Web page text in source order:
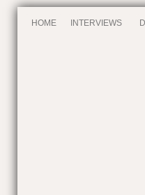
HOME INTERVIEWS